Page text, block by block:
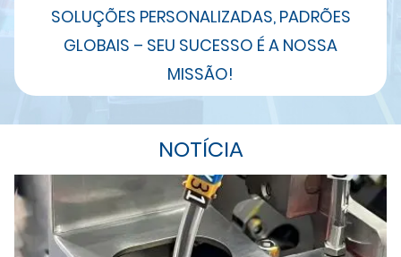
SOLUÇÕES PERSONALIZADAS, PADRÕES
GLOBAIS – SEU SUCESSO É A NOSSA
MISSÃO!
NOTÍCIA